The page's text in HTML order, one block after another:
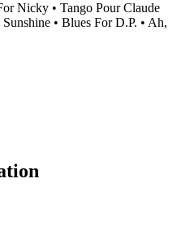
Nicky • Tango Pour Claude
• Blues For D.P. • Ah,